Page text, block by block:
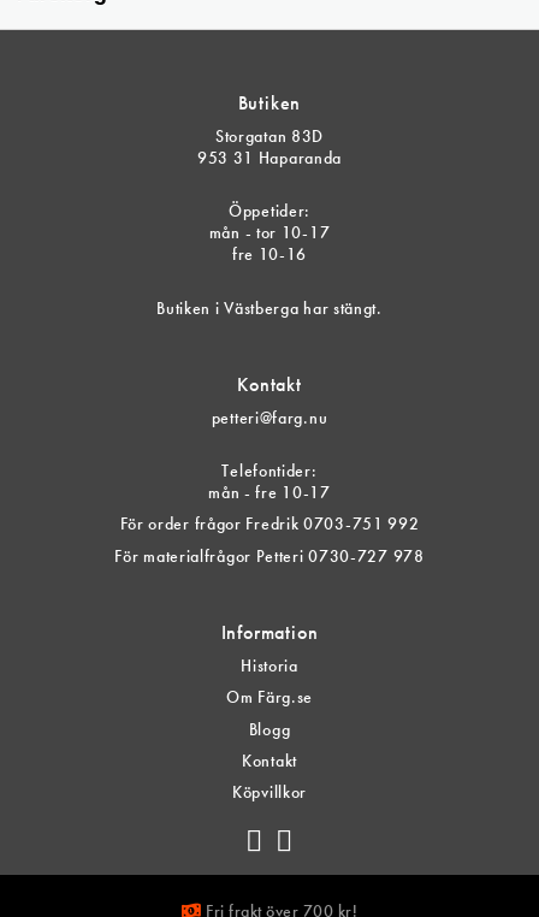
Butiken
Storgatan 83D
953 31 Haparanda
Öppetider:
mån - tor 10-17
fre 10-16
Butiken i Västberga har stängt.
Kontakt
petteri@farg.nu
Telefontider:
mån - fre 10-17
För order frågor Fredrik 0703-751 992
För materialfrågor Petteri 0730-727 978
Information
Historia
Om Färg.se
Blogg
Kontakt
Köpvillkor
Fri frakt över 700 kr!